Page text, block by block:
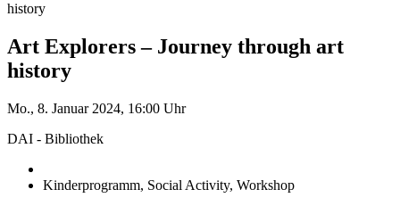
history
Art Explorers – Journey through art
history
Mo., 8. Januar 2024, 16:00 Uhr
DAI - Bibliothek
Kinderprogramm, Social Activity, Workshop